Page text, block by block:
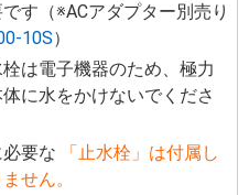
す（※ACアダプター別売り
10S）
栓は電子機器のため、極力
に水をかけないでくださ
要な
「止水栓」は付属し
せん。